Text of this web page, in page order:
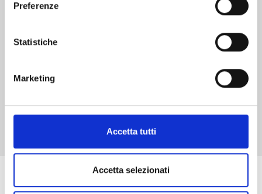
Preferenze
Statistiche
Marketing
Accetta tutti
Accetta selezionati
Mostra tutto
Se ti è piaciuto prova anche: